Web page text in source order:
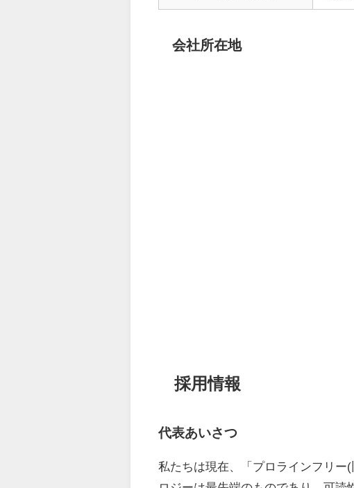
会社所在地
採用情報
代表あいさつ
私たちは現在、「プロラインフリー